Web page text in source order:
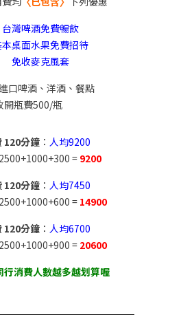
台灣啤酒免費暢飲
桌面水果免費招待
免收麥克風套
口啤酒、洋酒、餐點
開瓶費500/瓶
120分鐘 ： 人均9200
= 9200
120分鐘 ： 人均7450
= 14900
120分鐘 ： 人均6700
= 20600
行消費人數越多越划算喔